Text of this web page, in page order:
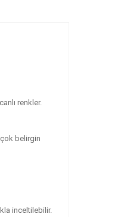
renkler.
çok belirgin
inceltilebilir.